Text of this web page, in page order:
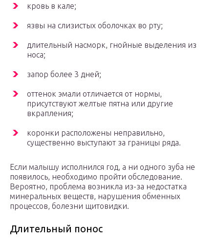
кровь в кале;
язвы на слизистых оболочках во рту;
длительный насморк, гнойные выделения из
носа;
запор более 3 дней;
оттенок эмали отличается от нормы,
присутствуют желтые пятна или другие
вкрапления;
коронки расположены неправильно,
существенно выступают за границы ряда.
Если малышу исполнился год, а ни одного зуба не
появилось, необходимо пройти обследование.
Вероятно, проблема возникла из-за недостатка
минеральных веществ, нарушения обменных
процессов, болезни щитовидки.
Длительный понос